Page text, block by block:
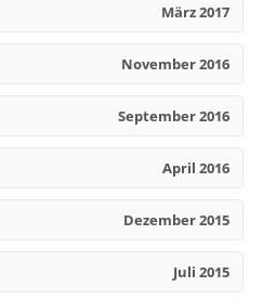
März 2017
November 2016
September 2016
April 2016
Dezember 2015
Juli 2015